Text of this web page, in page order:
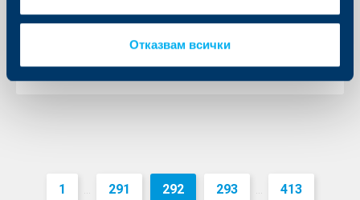
Отказвам всички
01 октомври 2012
Още
1 ... 291 292 293 ... 413